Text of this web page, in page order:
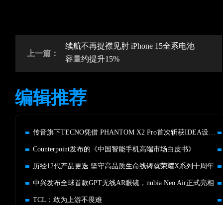
上一篇：
续航不再捉襟见肘 iPhone 15全系电池
容量约提升15%
编辑推荐
传音旗下TECNO凭借 PHANTOM X2 Pro首次斩获IDEA设计奖
Counterpoint发布的《中国智能手机高端市场白皮书》
历经12代产品更迭 坚守高品质生命线铸就荣耀X系列十周年
中兴发布全球首款GPT无线AR眼镜，nubia Neo Air正式亮相
TCL：敢为上游不畏难